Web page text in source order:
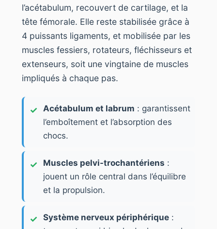
l’acétabulum, recouvert de cartilage, et la
tête fémorale. Elle reste stabilisée grâce à
4 puissants ligaments, et mobilisée par les
muscles fessiers, rotateurs, fléchisseurs et
extenseurs, soit une vingtaine de muscles
impliqués à chaque pas.
Acétabulum et labrum : garantissent
l’emboîtement et l’absorption des
chocs.
Muscles pelvi-trochantériens :
jouent un rôle central dans l’équilibre
et la propulsion.
Système nerveux périphérique :